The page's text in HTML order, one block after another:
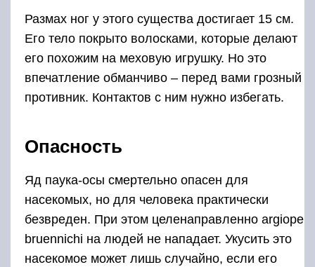
Размах ног у этого существа достигает 15 см.
Его тело покрыто волосками, которые делают
его похожим на меховую игрушку. Но это
впечатление обманчиво – перед вами грозный
противник. Контактов с ним нужно избегать.
Опасность
Яд паука-осы смертельно опасен для
насекомых, но для человека практически
безвреден. При этом целенаправленно argiope
bruennichi на людей не нападает. Укусить это
насекомое может лишь случайно, если его